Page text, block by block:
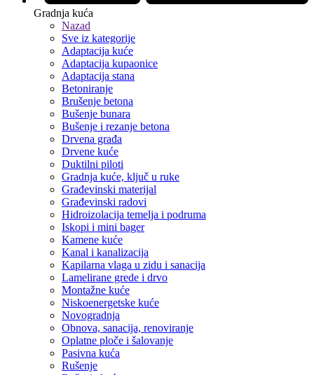
Gradnja kuća
Nazad
Sve iz kategorije
Adaptacija kuće
Adaptacija kupaonice
Adaptacija stana
Betoniranje
Brušenje betona
Bušenje bunara
Bušenje i rezanje betona
Drvena građa
Drvene kuće
Duktilni piloti
Gradnja kuće, ključ u ruke
Građevinski materijal
Građevinski radovi
Hidroizolacija temelja i podruma
Iskopi i mini bager
Kamene kuće
Kanal i kanalizacija
Kapilarna vlaga u zidu i sanacija
Lamelirane grede i drvo
Montažne kuće
Niskoenergetske kuće
Novogradnja
Obnova, sanacija, renoviranje
Oplatne ploče i šalovanje
Pasivna kuća
Rušenje